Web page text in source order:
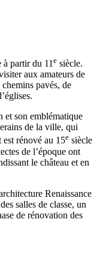
à partir du 11e siècle.
aux amateurs de
pavés, de
et son emblématique
de la ville, qui
rénové au 15e siècle
de l’époque ont
le château et en
Renaissance
salles de classe, un
de rénovation des